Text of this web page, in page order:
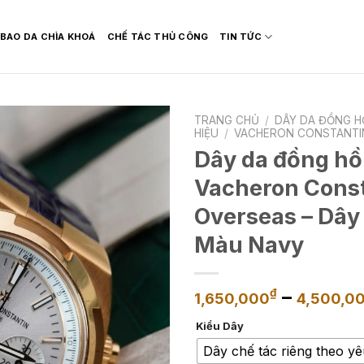
BAO DA CHÌA KHOÁ CHẾ TÁC THỦ CÔNG TIN TỨC
TRANG CHỦ / DÂY DA ĐỒNG
HIỆU / VACHERON
Dây da đồng
Vacheron
Overseas –
Màu Navy
1,650,000₫ –
Kiểu Dây
Dây chế tác riêng theo